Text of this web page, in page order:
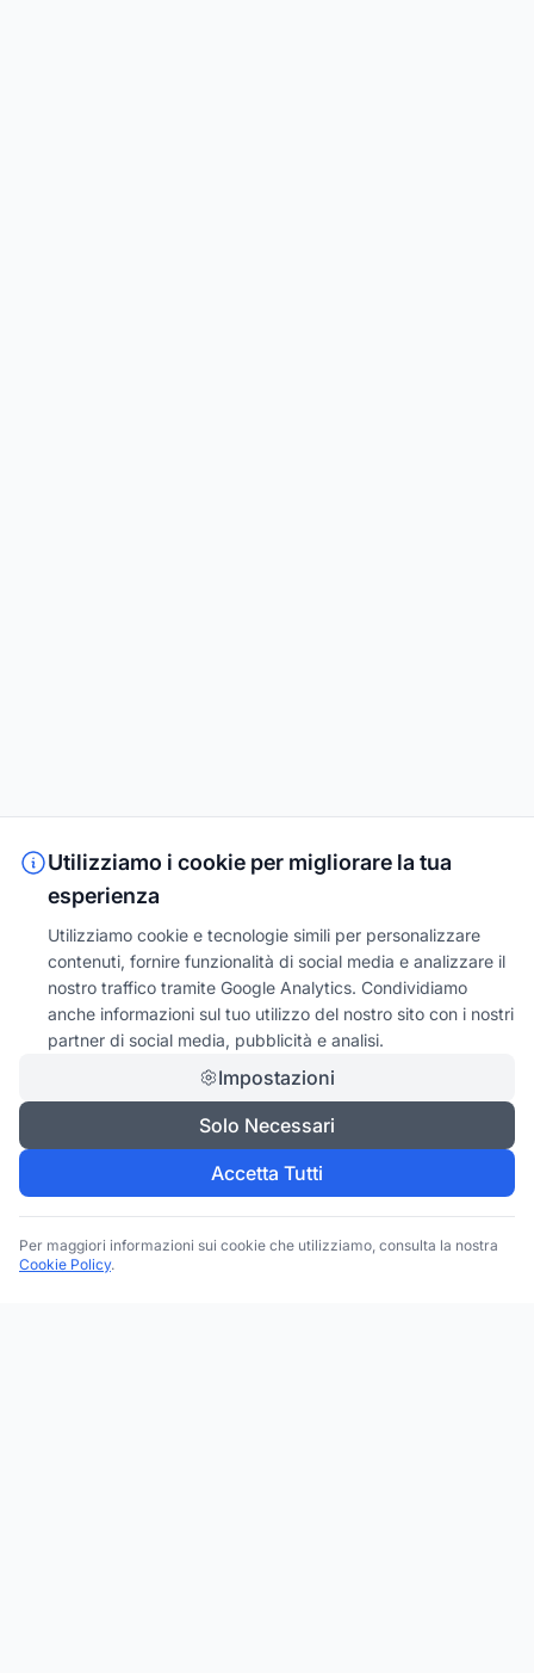
Utilizziamo i cookie per migliorare la tua
esperienza
Utilizziamo cookie e tecnologie simili per personalizzare
contenuti, fornire funzionalità di social media e analizzare il
nostro traffico tramite Google Analytics. Condividiamo
anche informazioni sul tuo utilizzo del nostro sito con i nostri
partner di social media, pubblicità e analisi.
Impostazioni
Solo Necessari
Accetta Tutti
Per maggiori informazioni sui cookie che utilizziamo, consulta la nostra
Cookie Policy.